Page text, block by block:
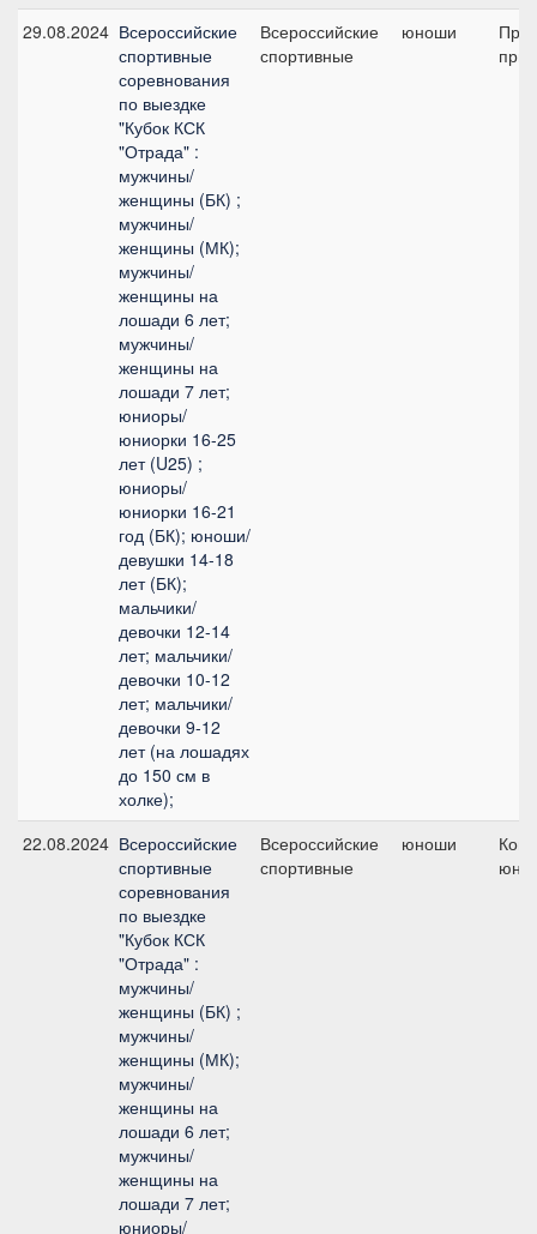
29.08.2024 Всероссийские
спортивные
соревнования
по выездке
"Кубок КСК
"Отрада" :
мужчины/
женщины (БК) ;
мужчины/
женщины (МК);
мужчины/
женщины на
лошади 6 лет;
мужчины/
женщины на
лошади 7 лет;
юниоры/
юниорки 16-25
лет (U25) ;
юниоры/
юниорки 16-21
год (БК); юноши/
девушки 14-18
лет (БК);
мальчики/
девочки 12-14
лет; мальчики/
девочки 10-12
лет; мальчики/
девочки 9-12
лет (на лошадях
до 150 см в
холке);
Всероссийские
спортивные
юноши
22.08.2024 Всероссийские
спортивные
соревнования
по выездке
"Кубок КСК
"Отрада" :
мужчины/
женщины (БК) ;
мужчины/
женщины (МК);
мужчины/
женщины на
лошади 6 лет;
мужчины/
женщины на
лошади 7 лет;
юниоры/
Всероссийские
спортивные
юноши